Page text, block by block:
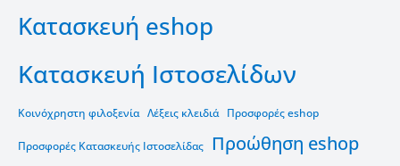
Κατασκευή eshop
Κατασκευή Ιστοσελίδων
Κοινόχρηστη φιλοξενία Λέξεις κλειδιά Προσφορές eshop
Προσφορές Κατασκευής Ιστοσελίδας Προώθηση eshop